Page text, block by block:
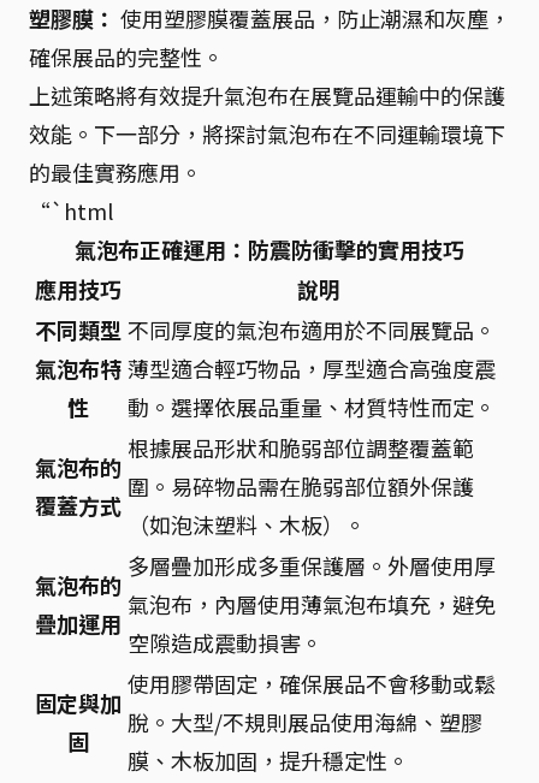
塑膠膜： 使用塑膠膜覆蓋展品，防止潮濕和灰塵，
確保展品的完整性。
上述策略將有效提升氣泡布在展覽品運輸中的保護
效能。下一部分，將探討氣泡布在不同運輸環境下
的最佳實務應用。
“`html
氣泡布正確運用：防震防衝擊的實用技巧
應用技巧
說明
不同類型
氣泡布特
性
不同厚度的氣泡布適用於不同展覽品。
薄型適合輕巧物品，厚型適合高強度震
動。選擇依展品重量、材質特性而定。
氣泡布的
覆蓋方式
根據展品形狀和脆弱部位調整覆蓋範
圍。易碎物品需在脆弱部位額外保護
（如泡沫塑料、木板）。
氣泡布的
疊加運用
多層疊加形成多重保護層。外層使用厚
氣泡布，內層使用薄氣泡布填充，避免
空隙造成震動損害。
固定與加
固
使用膠帶固定，確保展品不會移動或鬆
脫。大型/不規則展品使用海綿、塑膠
膜、木板加固，提升穩定性。